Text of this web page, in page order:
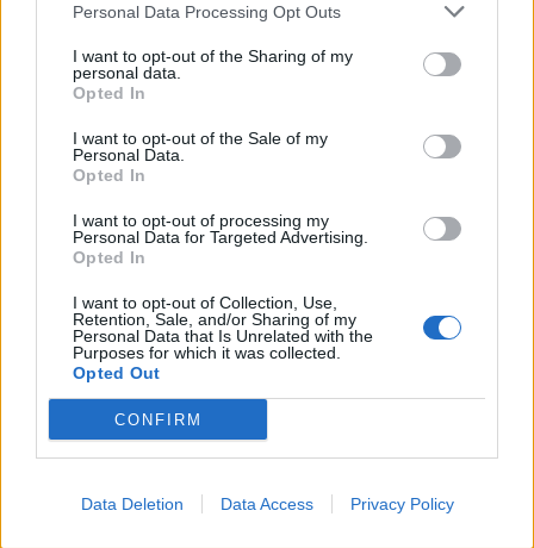
Personal Data Processing Opt Outs
I want to opt-out of the Sharing of my
personal data.
Opted In
I want to opt-out of the Sale of my
Personal Data.
Opted In
I want to opt-out of processing my
Personal Data for Targeted Advertising.
Opted In
I want to opt-out of Collection, Use,
Retention, Sale, and/or Sharing of my
Personal Data that Is Unrelated with the
Purposes for which it was collected.
Opted Out
CONFIRM
Data Deletion Data Access Privacy Policy
Calcular días hábiles
¿Cuántos días he vivido?
¿Quién cumple años hoy?
Calculadora de Calorías
Calculadora de índice de masa corporal
Únete al canal de WhatsApp
Entra en nuestro canal de Telegram
Días Más Buscados
Día Internacional de la Mujer